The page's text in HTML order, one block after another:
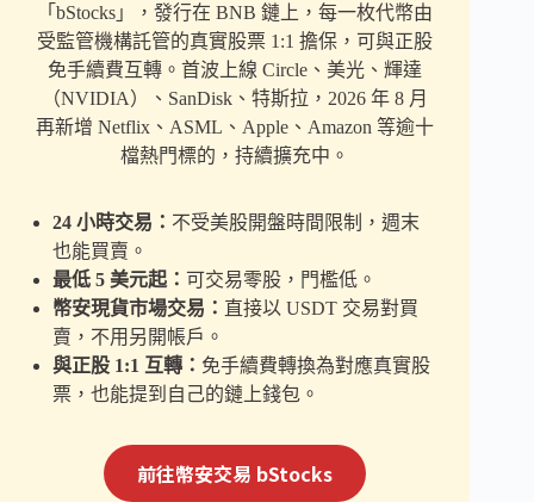
「bStocks」，發行在 BNB 鏈上，每一枚代幣由
受監管機構託管的真實股票 1:1 擔保，可與正股
免手續費互轉。首波上線 Circle、美光、輝達
（NVIDIA）、SanDisk、特斯拉，2026 年 8 月
再新增 Netflix、ASML、Apple、Amazon 等逾十
檔熱門標的，持續擴充中。
24 小時交易： 不受美股開盤時間限制，週末
也能買賣。
最低 5 美元起： 可交易零股，門檻低。
幣安現貨市場交易： 直接以 USDT 交易對買
賣，不用另開帳戶。
與正股 1:1 互轉： 免手續費轉換為對應真實股
票，也能提到自己的鏈上錢包。
前往幣安交易 bStocks